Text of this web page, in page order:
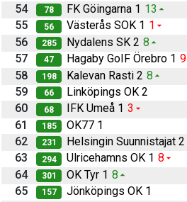
54
78 FK Göingarna 1 13
55
56 Västerås SOK 1 1
56
285 Nydalens SK 2 8
57
47 Hagaby GoIF Örebro 1 9
58
198 Kalevan Rasti 2 8
59
66 Linköpings OK 2
60
68 IFK Umeå 1 3
61
185 OK77 1
62
231 Helsingin Suunnistajat 2
63
294 Ulricehamns OK 1 8
64
301 OK Tyr 1 8
65
157 Jönköpings OK 1